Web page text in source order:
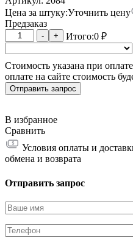
Цена за штуку:Уточнить цену
Предзаказ
Количество
товара
Whatsminer
M56S+
25W
198T
- + Итого:0₽
Стоимость указана при
оплате на сайте стоимость
Отправить запрос
В избранное
Сравнить
Условия оплаты и
обмена и возврата
Отправить запрос